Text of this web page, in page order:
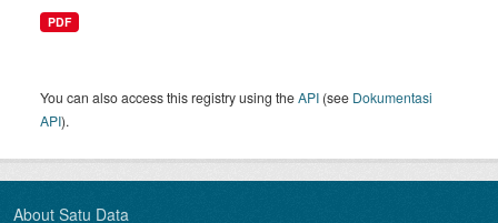
PDF
You can also access this registry using theAPI (see Dokumentasi
API).
About Satu Data